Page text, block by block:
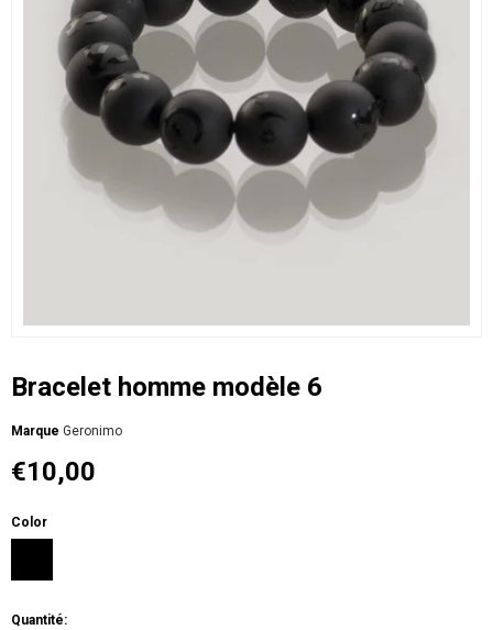
Bracelet homme modèle 6
Мarque Geronimo
€10,00
Color
Quantité: